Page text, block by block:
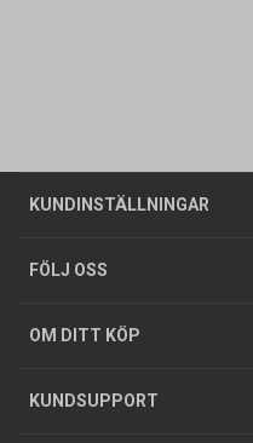
KUNDINSTÄLLNINGAR
Företagskund / Privatkund
FÖLJ OSS
OM DITT KÖP
Allmänna
Integritetspolicy
GDPR
KUNDSUPPORT
Butiker
Foldrar och kataloger
Köpguider
Varumärken
Om oss
Tjänster
Hållbarhet
Jobba hos oss